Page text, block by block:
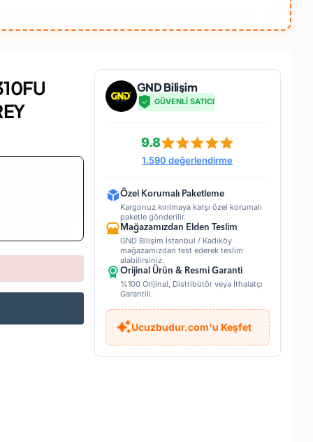
GND Bilişim
GÜVENLİ SATICI
9.8
1.590 değerlendirme
Özel Korumalı Paketleme
Kargonuz kırılmaya karşı özel korumalı
paketle gönderilir.
Mağazamızdan Elden Teslim
GND Bilişim İstanbul / Kadıköy
mağazamızdan test ederek teslim
alabilirsiniz.
Orijinal Ürün & Resmi Garanti
%100 Orijinal, Distribütör veya İthalatçı
Garantili.
Ucuzbudur.com'u Keşfet